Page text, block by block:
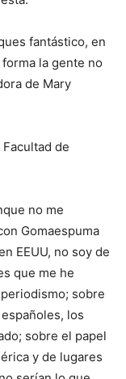
fantástico, en
la gente no
de Mary
de
no me
Gomaespuma
EEUU, no soy de
que me he
sobre
los
sobre el papel
y de lugares